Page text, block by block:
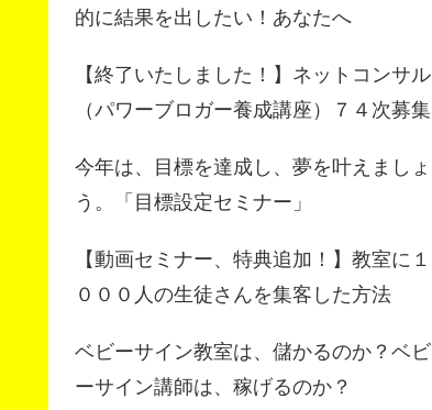
的に結果を出したい！あなたへ
【終了いたしました！】ネットコンサル
（パワーブロガー養成講座）７４次募集
今年は、目標を達成し、夢を叶えましょ
う。「目標設定セミナー」
【動画セミナー、特典追加！】教室に１
０００人の生徒さんを集客した方法
ベビーサイン教室は、儲かるのか？ベビ
ーサイン講師は、稼げるのか？